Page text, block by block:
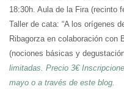
18:30h. Aula de la Fira (recinto
Taller de cata: “A los orígenes
Ribagorza en colaboración con
(nociones básicas y
limitadas. Precio 3€
mayo o a través de este blog.